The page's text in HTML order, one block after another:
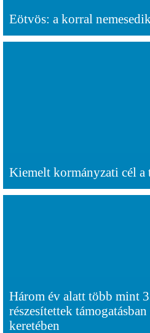
Eötvös: a korral nemesedik
Kiemelt kormányzati cél a
Három év alatt több mint
részesítettek
keretében